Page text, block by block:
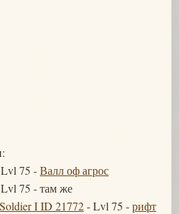
75 -Валл оф агрос
75 - там же
I ID 21772- Lvl 75 -рифт